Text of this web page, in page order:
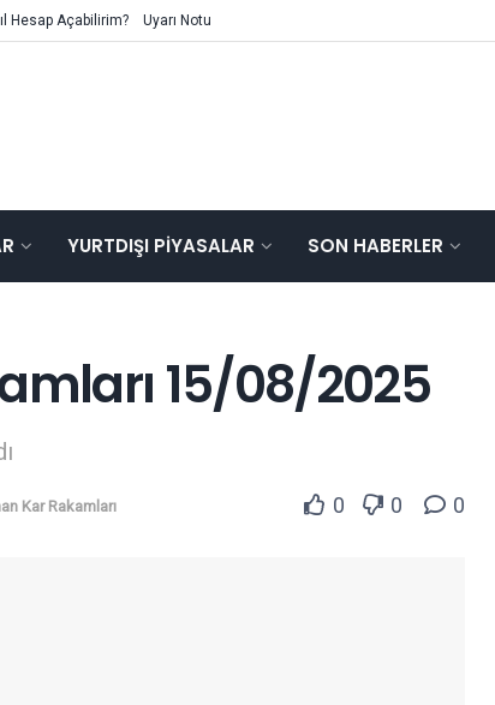
Hesap Açabilirim? Uyarı Notu
YURTDIŞI PIYASALAR SON HABERLER
15/08/2025
Kar Rakamları 0 0 0